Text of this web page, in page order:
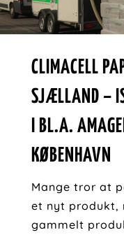
CLIMACELL
SJÆLLAND –
I BL.A.
KØBENHAVN
Mange tror at
et nyt produkt,
gammelt